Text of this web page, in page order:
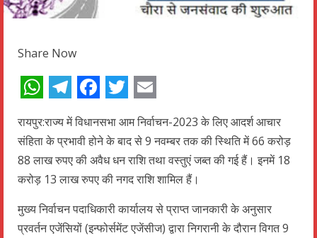
Share Now
WhatsApp
Telegram
Facebook
Twitter
Email
रायपुर:राज्य में विधानसभा आम निर्वाचन-2023 के लिए आदर्श आचार
संहिता के प्रभावी होने के बाद से 9 नवम्बर तक की स्थिति में 66 करोड़
88 लाख रुपए की अवैध धन राशि तथा वस्तुएं जब्त की गई हैं। इनमें 18
करोड़ 13 लाख रुपए की नगद राशि शामिल हैं।
मुख्य निर्वाचन पदाधिकारी कार्यालय से प्राप्त जानकारी के अनुसार
प्रवर्तन एजेंसियों (इन्फोर्समेंट एजेंसीज) द्वारा निगरानी के दौरान विगत 9